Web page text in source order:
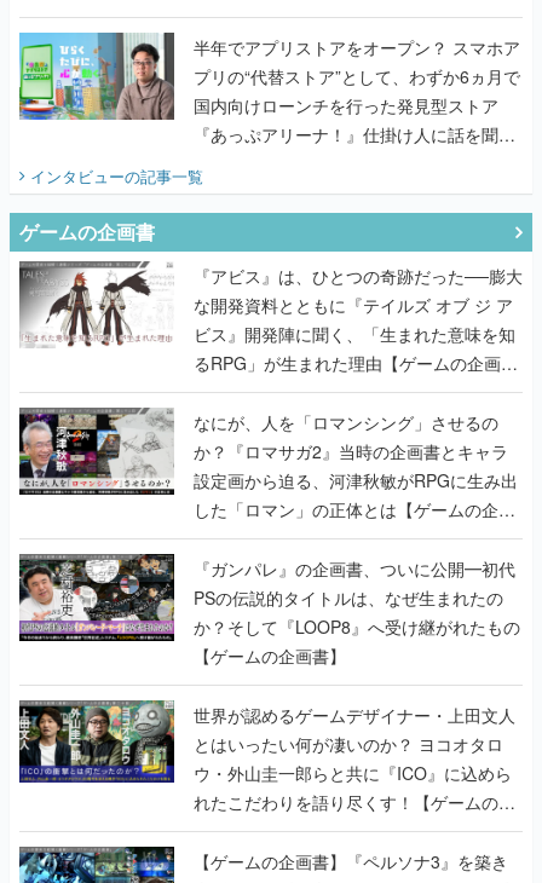
うこだわりをプロデューサーに聞いた
半年でアプリストアをオープン？ スマホア
プリの“代替ストア”として、わずか6ヵ月で
国内向けローンチを行った発見型ストア
『あっぷアリーナ！』仕掛け人に話を聞い
てみた
インタビューの記事一覧
ゲームの企画書
『アビス』は、ひとつの奇跡だった──膨大
な開発資料とともに『テイルズ オブ ジ ア
ビス』開発陣に聞く、「生まれた意味を知
るRPG」が生まれた理由【ゲームの企画
書】
なにが、人を「ロマンシング」させるの
か？『ロマサガ2』当時の企画書とキャラ
設定画から迫る、河津秋敏がRPGに生み出
した「ロマン」の正体とは【ゲームの企画
書】
『ガンパレ』の企画書、ついに公開━初代
PSの伝説的タイトルは、なぜ生まれたの
か？そして『LOOP8』へ受け継がれたもの
【ゲームの企画書】
世界が認めるゲームデザイナー・上田文人
とはいったい何が凄いのか？ ヨコオタロ
ウ・外山圭一郎らと共に『ICO』に込めら
れたこだわりを語り尽くす！【ゲームの企
画書】
【ゲームの企画書】『ペルソナ3』を築き